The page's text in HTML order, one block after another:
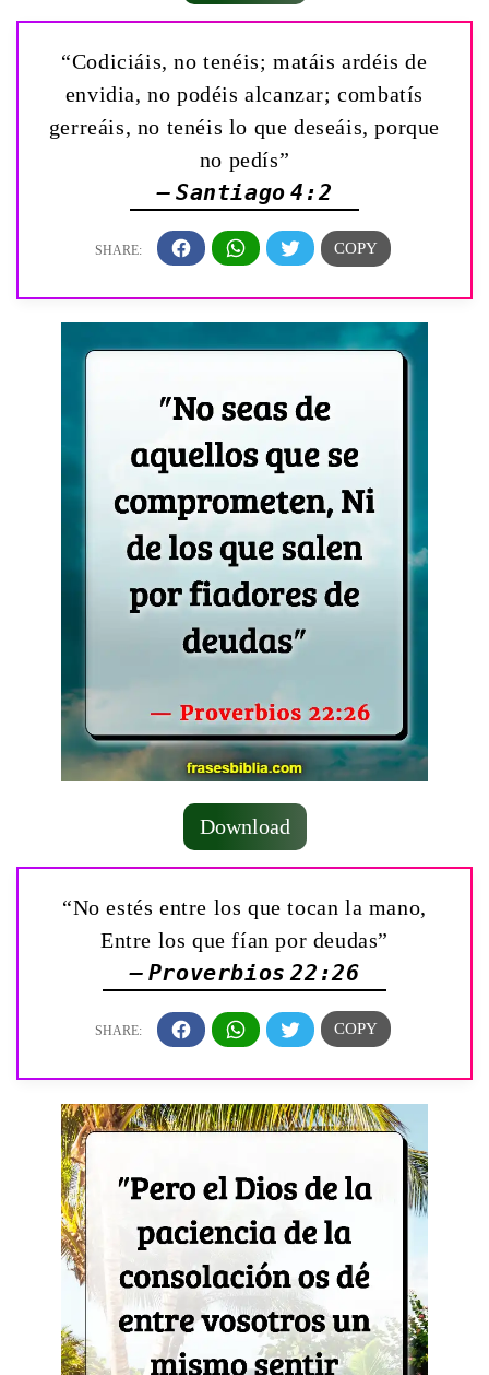
“Codiciáis, no tenéis; matáis ardéis de
envidia, no podéis alcanzar; combatís
gerreáis, no tenéis lo que deseáis, porque
no pedís”
— Santiago 4:2
Download
“No estés entre los que tocan la mano,
Entre los que fían por deudas”
— Proverbios 22:26